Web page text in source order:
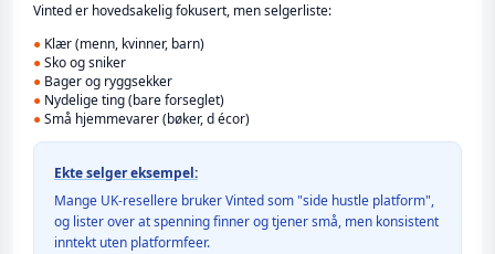
Vinted er hovedsakelig fokusert, men selgerliste:
● Klær (menn, kvinner, barn)
●Sko og sniker
● Bager og ryggsekker
● Nydelige ting (bare forseglet)
●Små hjemmevarer (bøker, d écor)
Ekte selger eksempel:
Mange UK-resellere bruker Vinted som "side hustle platform",
og lister over at spenning finner og tjener små, men konsistent
inntekt uten platformfeer.